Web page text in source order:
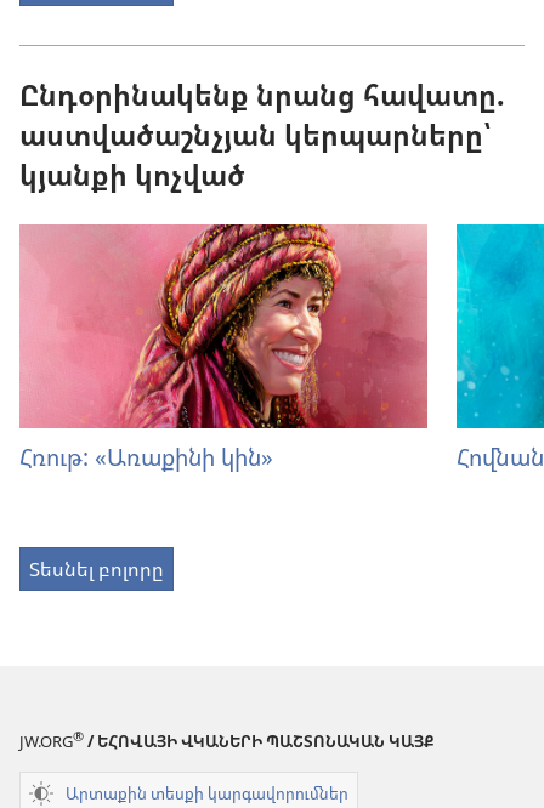
Ընդօրինակենք նրանց հավատը.
աստվածաշնչյան կերպարները՝
կյանքի կոչված
Հռութ: «Առաքինի կին»
Տեսնել բոլորը
JW.ORG® / ԵՀՈՎԱՅԻ ՎԿԱՆԵՐԻ ՊԱՇՏՈՆԱԿԱՆ ԿԱՅՔ
Արտաքին տեսքի կարգավորումներ